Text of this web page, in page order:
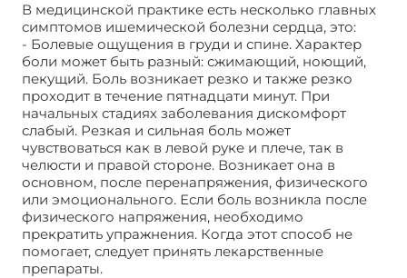
В медицинской практике есть несколько главных
симптомов ишемической болезни сердца, это:
- Болевые ощущения в груди и спине. Характер
боли может быть разный: сжимающий, ноющий,
пекущий. Боль возникает резко и также резко
проходит в течение пятнадцати минут. При
начальных стадиях заболевания дискомфорт
слабый. Резкая и сильная боль может
чувствоваться как в левой руке и плече, так в
челюсти и правой стороне. Возникает она в
основном, после перенапряжения, физического
или эмоционального. Если боль возникла после
физического напряжения, необходимо
прекратить упражнения. Когда этот способ не
помогает, следует принять лекарственные
препараты.